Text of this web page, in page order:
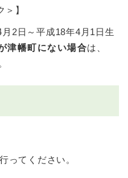
＞ 】
2日～平成18年4月1日生
津幡町にない場合は、
ってください。